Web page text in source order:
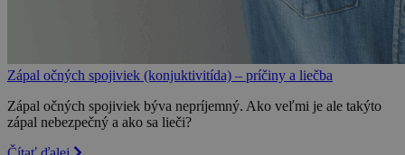
Zápal očných spojiviek (konjuktivitída) – príčiny a liečba
Zápal očných spojiviek býva nepríjemný. Ako veľmi je ale takýto
zápal nebezpečný a ako sa lieči?